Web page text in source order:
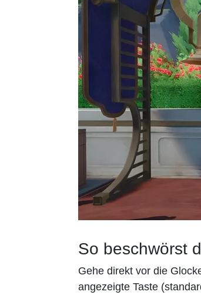
So beschwörst
Gehe direkt vor die
angezeigte Taste